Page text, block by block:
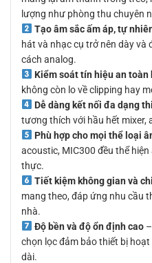
lượng như phòng thu chuyên
Tạo âm sắc ấm áp, tự
hát và nhạc cụ trở nên dày và
cách analog.
Kiểm soát tín hiệu an toàn
không còn lo về clipping hay
Dễ dàng kết nối đa dạng
tương thích với hầu hết mixer,
Phù hợp cho mọi thể loại
acoustic, MIC300 đều thể
thực.
Tiết kiệm không gian và
mang theo, đáp ứng nhu cầu
nhà.
Độ bền và độ ổn định cao–
chọn lọc đảm bảo thiết bị
dài.